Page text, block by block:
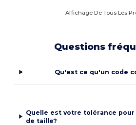
Affichage De Tous Les
Questions
Qu'est ce qu'un code
Quelle est votre tolérance pour
de taille?